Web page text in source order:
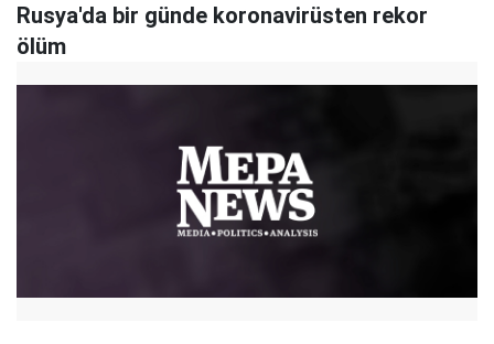
Rusya'da bir günde koronavirüsten rekor
ölüm